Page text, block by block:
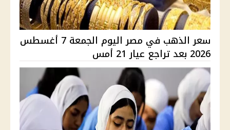
سعر الذهب في مصر اليوم الجمعة 7 أغسطس
2026 بعد تراجع عيار 21 أمس